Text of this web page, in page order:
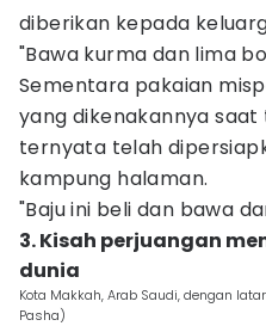
diberikan kepada
"Bawa kurma dan lima
Sementara pakaian
yang dikenakannya saat
ternyata telah
kampung halaman.
"Baju ini beli dan bawa
3. Kisah perjuangan
dunia
Kota Makkah, Arab Saudi, dengan
Pasha)